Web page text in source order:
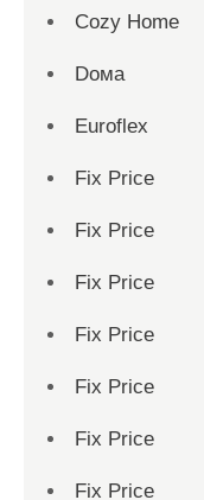
Cozy Home
Dома
Euroflex
Fix Price
Fix Price
Fix Price
Fix Price
Fix Price
Fix Price
Fix Price